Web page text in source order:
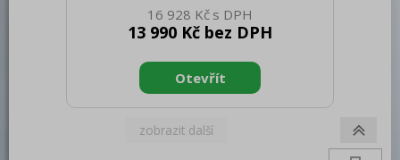
10.50 Šířka brutto [mm]: 430 Hloubka
brutto [mm]: 850 Výška brutto [mm]:
spotřebiče: Elektrické zařízení Typ
vlastností zařízení: Vyhřívané Příkon
elektrický [kW]: 0.700 Napájení: 230 V /
1N - 50 Hz Minimální teplota zařízení
16 928 Kč
13 990 Kč bez DPH